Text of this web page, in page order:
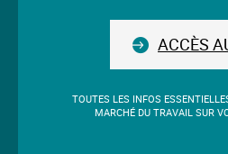
ACCÈS
TOUTES LES INFOS
MARCHÉ DU TRAVAIL SUR